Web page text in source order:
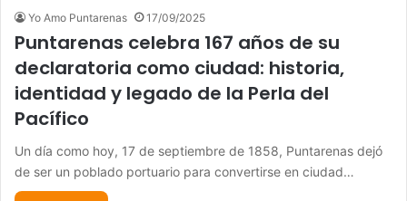
Yo Amo Puntarenas 17/09/2025
Puntarenas celebra 167 años de su
declaratoria como ciudad: historia,
identidad y legado de la Perla del
Pacífico
Un día como hoy, 17 de septiembre de 1858, Puntarenas dejó
de ser un poblado portuario para convertirse en ciudad…